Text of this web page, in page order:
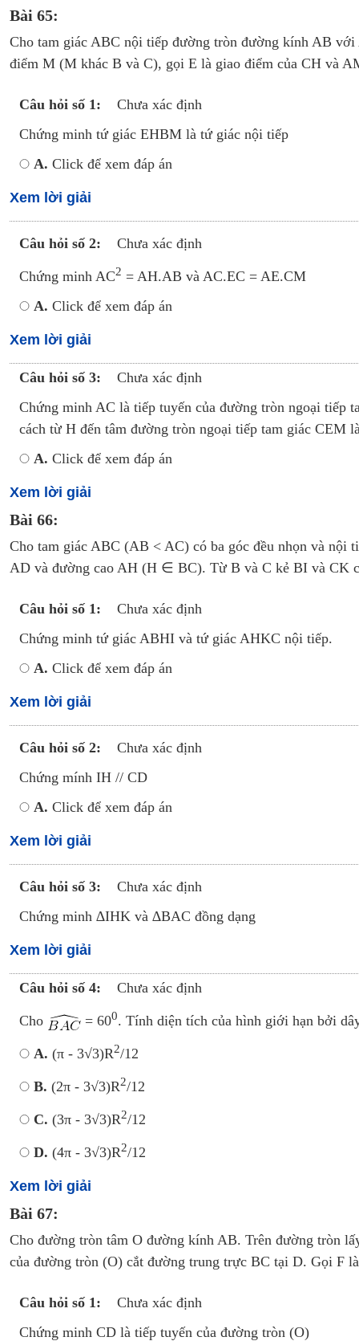
Bài 65:
Cho tam giác ABC nội tiếp đường tròn đường kính AB
điểm M (M khác B và C), gọi E là giao điểm của CH và
Câu hỏi số 1:
Chưa xác định
Chứng minh tứ giác EHBM là tứ giác nội tiếp
A. Click để xem đáp án
Xem lời giải
Câu hỏi số 2: Chưa xác định
Chứng minh AC2 = AH.AB và AC.EC = AE.CM
A. Click để xem đáp án
Xem lời giải
Câu hỏi số 3:
Chưa xác định
Chứng minh AC là tiếp tuyến của đường tròn ngoại tiếp
cách từ H đến tâm đường tròn ngoại tiếp tam giác CEM
A. Click để xem đáp án
Xem lời giải
Bài 66:
Cho tam giác ABC (AB < AC) có ba góc đều nhọn và nội
AD và đường cao AH (H ∈ BC). Từ B và C kẻ BI và CK
Câu hỏi số 1:
Chưa xác định
Chứng minh tứ giác ABHI và tứ giác AHKC nội tiếp.
A. Click để xem đáp án
Xem lời giải
Câu hỏi số 2:
Chưa xác định
Chứng mính IH // CD
A. Click để xem đáp án
Xem lời giải
Câu hỏi số 3:
Chưa xác định
Chứng minh ∆IHK và ∆BAC đồng dạng
Xem lời giải
Câu hỏi số 4: Chưa xác định
Cho = 600. Tính diện tích của hình giới hạn bởi
A. (π - 3√3)R2/12
B. (2π - 3√3)R2/12
C. (3π - 3√3)R2/12
D. (4π - 3√3)R2/12
Xem lời giải
Bài 67:
Cho đường tròn tâm O đường kính AB. Trên đường tròn
của đường tròn (O) cắt đường trung trực BC tại D. Gọi F
Câu hỏi số 1:
Chưa xác định
Chứng minh CD là tiếp tuyến của đường tròn (O)